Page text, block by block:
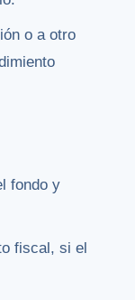
o a otro
fondo y
fiscal, si el